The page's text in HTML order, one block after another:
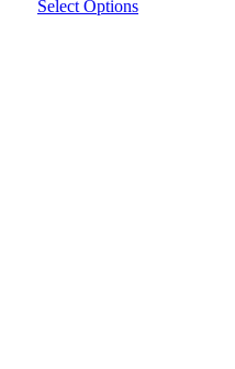
Select Options